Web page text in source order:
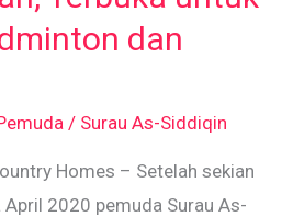
dan
/ Surau As-Siddiqin
Homes – Setelah sekian
April 2020 pemuda Surau As-